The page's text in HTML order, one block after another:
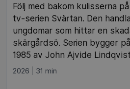
Följ med bakom kulisserna
tv-serien Svärtan. Den
ungdomar som hittar en
skärgårdsö. Serien bygger
1985 av John Ajvide
2026 31 min